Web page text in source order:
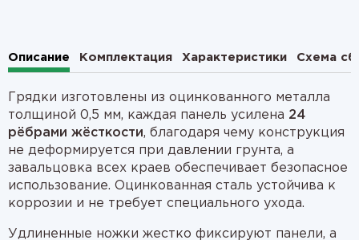
Описание Комплектация Характеристики Схема
Грядки изготовлены из оцинкованного металла
толщиной 0,5 мм, каждая панель усилена 24
рёбрами жёсткости, благодаря чему конструкция
не деформируется при давлении грунта, а
завальцовка всех краев обеспечивает безопасное
использование. Оцинкованная сталь устойчива к
коррозии и не требует специального ухода.
Удлиненные ножки жестко фиксируют панели, а